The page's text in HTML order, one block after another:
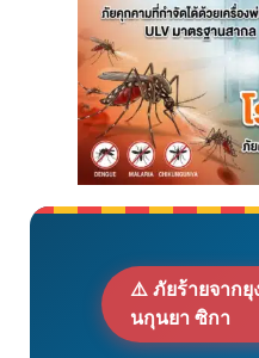
⚠️ ภัยร้ายจากยุ
นกุนยา ซิกา